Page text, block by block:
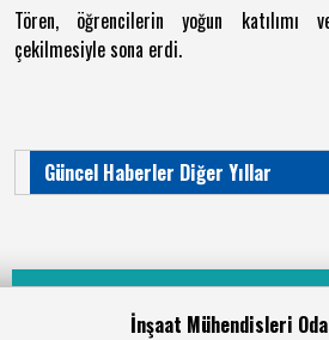
Tören, öğrencilerin yoğun katılımı
çekilmesiyle sona erdi.
Güncel Haberler Diğer Yıllar
İnşaat Mühendisleri